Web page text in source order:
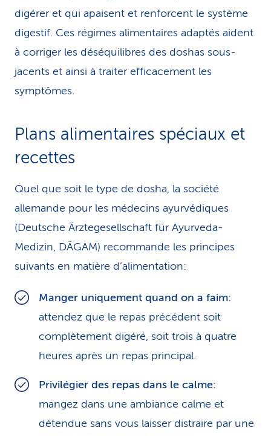
digérer et qui apaisent et renforcent le système
digestif. Ces régimes alimentaires adaptés aident
à corriger les déséquilibres des doshas sous-
jacents et ainsi à traiter efficacement les
symptômes.
Plans alimentaires spéciaux et
recettes
Quel que soit le type de dosha, la société
allemande pour les médecins ayurvédiques
(Deutsche Ärztegesellschaft für Ayurveda-
Medizin, DÄGAM) recommande les principes
suivants en matière d’alimentation:
Manger uniquement quand on a faim:
attendez que le repas précédent soit
complètement digéré, soit trois à quatre
heures après un repas principal.
Privilégier des repas dans le calme:
mangez dans une ambiance calme et
détendue sans vous laisser distraire par une